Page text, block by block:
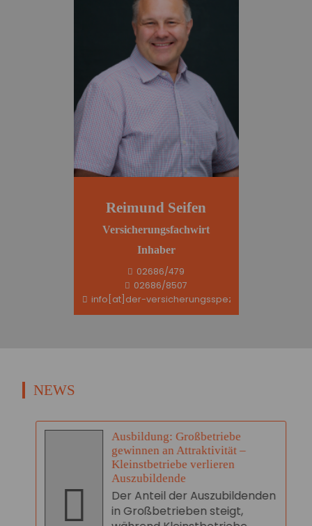
Reimund Seifen
Versicherungsfachwirt
Inhaber
02686/479
02686/8507
info[at]der-versicherungsspezi.de
NEWS
Ausbildung: Großbetriebe
gewinnen an Attraktivität –
Kleinstbetriebe verlieren
Auszubildende
Der Anteil der Auszubildenden
in Großbetrieben steigt,